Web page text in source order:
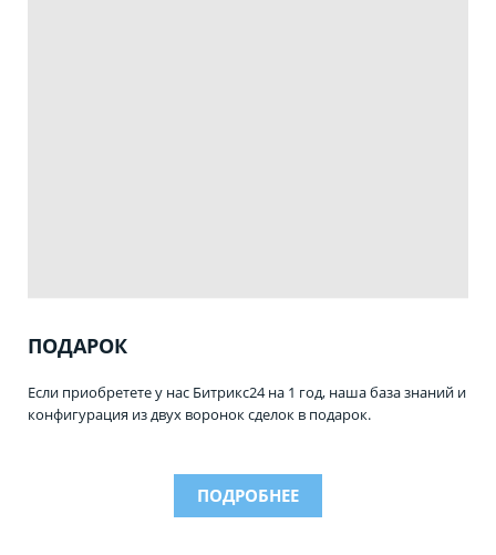
ПОДАРОК
Если приобретете у нас Битрикс24 на 1 год, наша база знаний и
конфигурация из двух воронок сделок в подарок.
ПОДРОБНЕЕ